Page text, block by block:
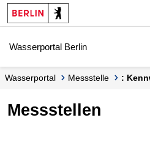
Springe zur Navigation
Springe zum Inhalt
Wasserportal Berlin
Wasserportal Messstelle :
Messstellen